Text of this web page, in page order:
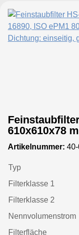
610x610x78
80%,
Artikelnummer:
Typ
Filterklasse 1
Filterklasse 2
Nennvolumenstrom
Filterfläche